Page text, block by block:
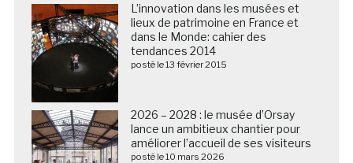
L’innovation dans les musées et
lieux de patrimoine en France et
dans le Monde: cahier des
tendances 2014
posté le 13 février 2015
2026 – 2028 : le musée d’Orsay
lance un ambitieux chantier pour
améliorer l’accueil de ses visiteurs
posté le 10 mars 2026